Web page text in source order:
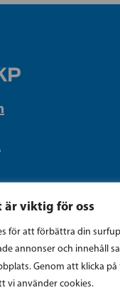
viktig för oss
för att förbättra din
annonser och innehåll
Genom att klicka på
vi använder cookies.
070